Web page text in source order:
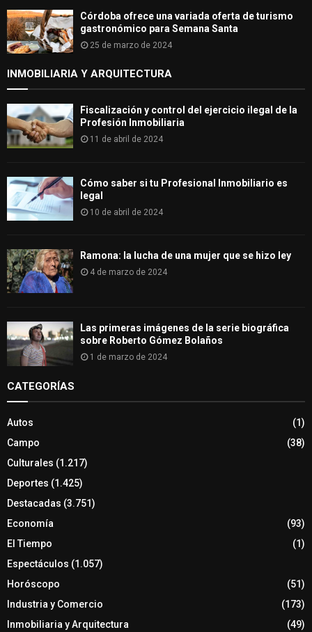
Córdoba ofrece una variada oferta de turismo
gastronómico para Semana Santa
25 de marzo de 2024
INMOBILIARIA Y ARQUITECTURA
Fiscalización y control del ejercicio ilegal de la
Profesión Inmobiliaria
11 de abril de 2024
Cómo saber si tu Profesional Inmobiliario es
legal
10 de abril de 2024
Ramona: la lucha de una mujer que se hizo ley
4 de marzo de 2024
Las primeras imágenes de la serie biográfica
sobre Roberto Gómez Bolaños
1 de marzo de 2024
CATEGORÍAS
Autos
(1)
Campo
(38)
Culturales (1.217)
Deportes (1.425)
Destacadas (3.751)
Economía
(93)
El Tiempo
(1)
Espectáculos (1.057)
Horóscopo
(51)
Industria y Comercio
(173)
Inmobiliaria y Arquitectura
(49)